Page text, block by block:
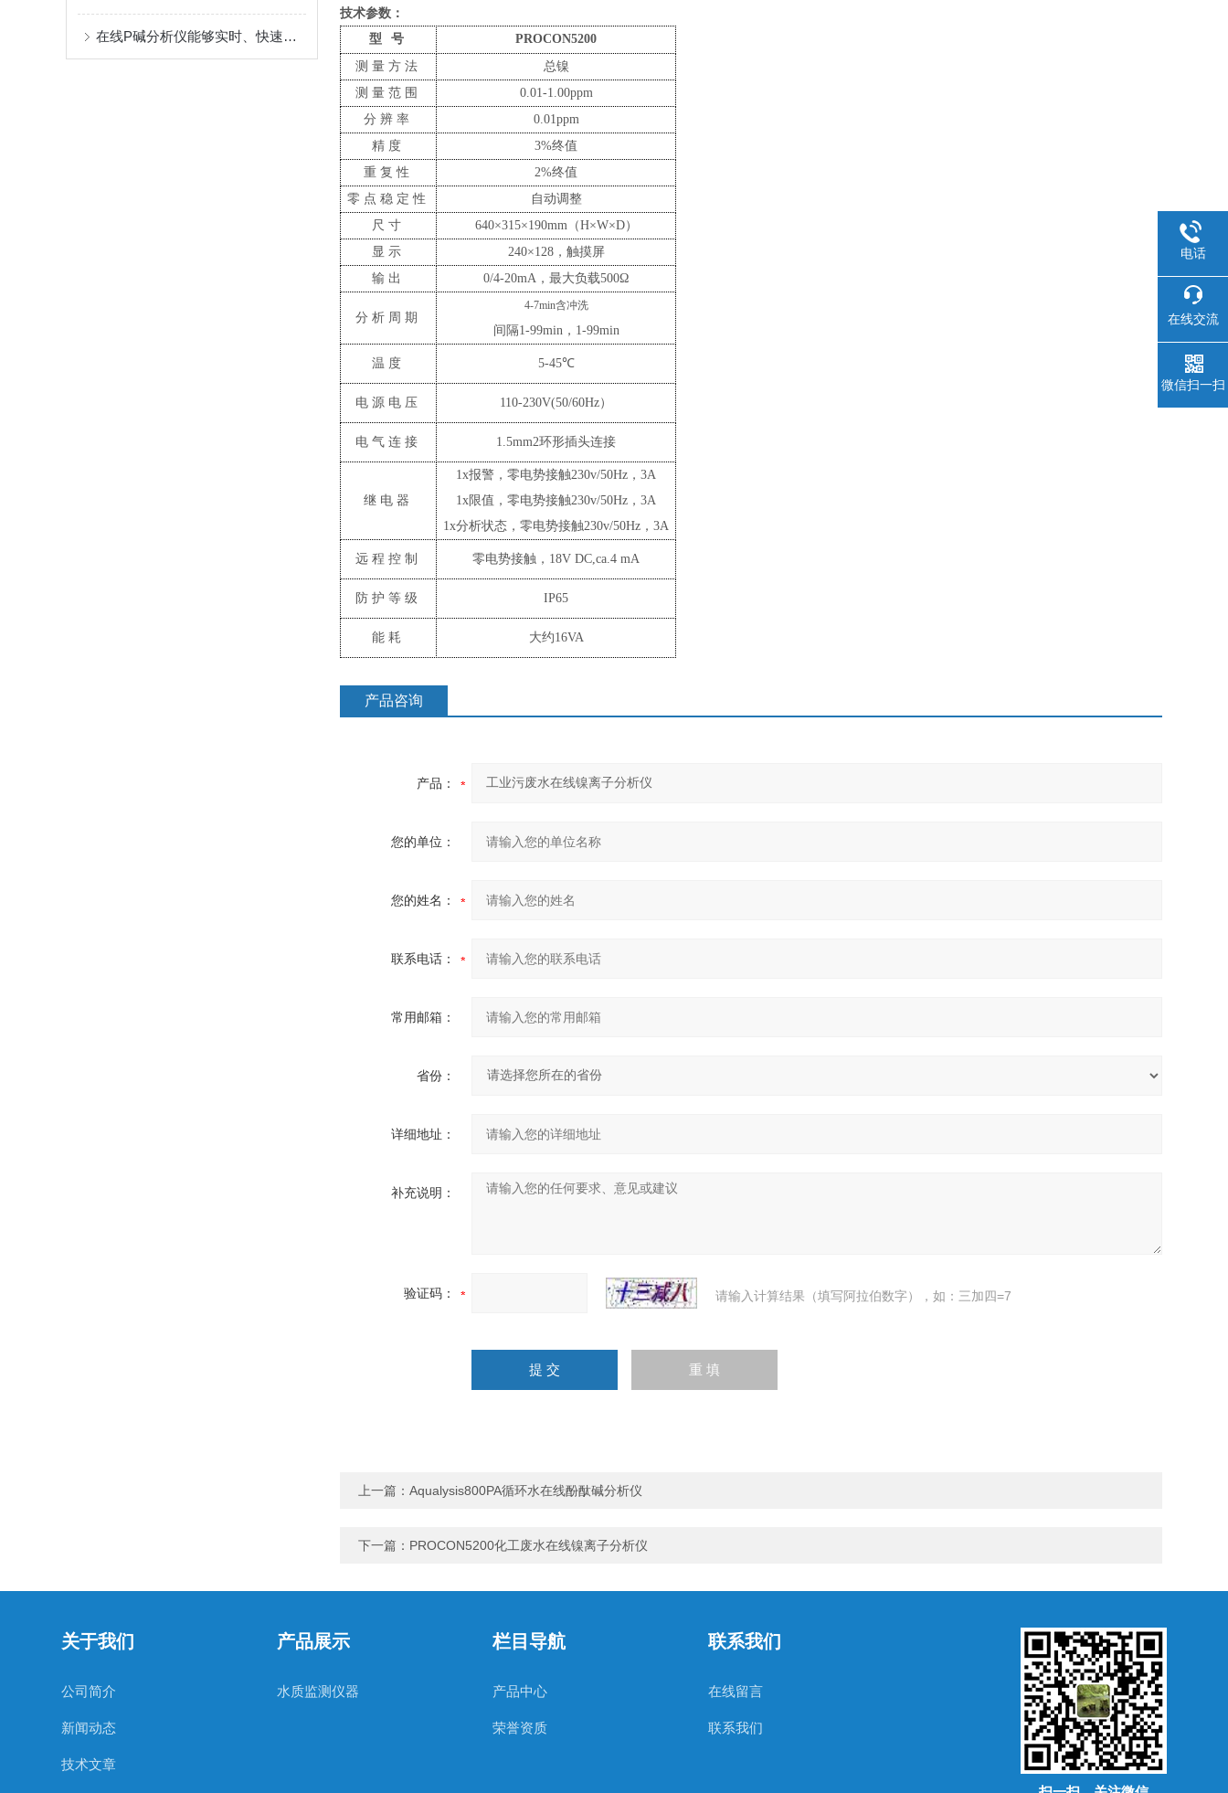
在线P碱分析仪能够实时、快速地提供P碱的浓度数据
技术参数：
型 号
PROCON5200
测量 方法
总镍
测量 范围
0.01-1.00ppm
分辨率
0.01ppm
精度
3%终值
重复性
2%终值
零点稳定性
自动调整
尺寸
640×315×190mm（H×W×D）
显示
240×128，触摸屏
输出
0/4-20mA，最大负载500Ω
分析周期
4-7min含冲洗
间隔1-99min，1-99min
温度 5-45℃
电源电压 110-230V(50/60Hz）
电气连接 1.5mm2环形插头连接
继电器
1x报警，零电势接触230v/50Hz，3A
1x限值，零电势接触230v/50Hz，3A
1x分析状态，零电势接触230v/50Hz，3A
远程控制 零电势接触， 18V DC,ca.4 mA
防护等级 IP65
能耗 大约16VA
产品咨询
产品：
您的单位：
您的姓名：
联系电话：
常用邮箱：
省份：
详细地址：
补充说明：
验证码： 请输入计算结果（填写阿拉伯数字），如：三加四=7
上一篇： Aqualysis800PA循环水在线酚酞碱分析仪
下一篇： PROCON5200化工废水在线镍离子分析仪
关于我们
公司简介
新闻动态
技术文章
产品展示
水质监测仪器
栏目导航
产品中心
荣誉资质
联系我们
在线留言
联系我们
电话
在线交流
微信扫一扫